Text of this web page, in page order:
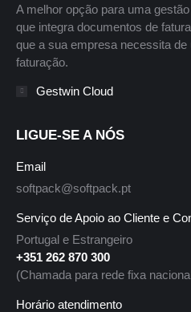
A melhor opção para uma
que integra documentos de
que a sua empresa necessita
faturação.
Gestwin Cloud
LIGUE-SE A NÓS
Email
softpack@softpack.pt
Serviço de Apoio ao Cliente e
Portugal e Estrangeiro
+351 262 870 300
(Chamada para rede fixa
Horário atendimento